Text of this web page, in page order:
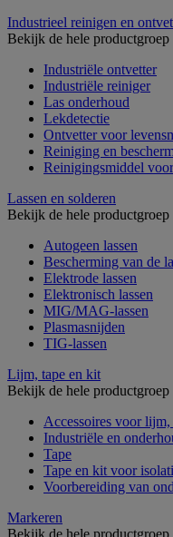
Industrieel reinigen en
Bekijk de hele productgroep
Industriële ontvetter
Industriële reiniger
Las onderhoud
Lekdetectie
Ontvetter voor
Reiniging en
Reinigingsmiddel
Lassen en solderen
Bekijk de hele productgroep
Autogeen lassen
Bescherming van de
Elektrode lassen
Elektronisch lassen
MIG/MAG-lassen
Plasmasnijden
TIG-lassen
Lijm, tape en kit
Bekijk de hele productgroep
Accessoires voor
Industriële en
Tape
Tape en kit voor
Voorbereiding van
Markeren
Bekijk de hele productgroep